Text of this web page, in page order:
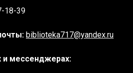
18-39
biblioteka717@yandex.ru
и мессенджерах: